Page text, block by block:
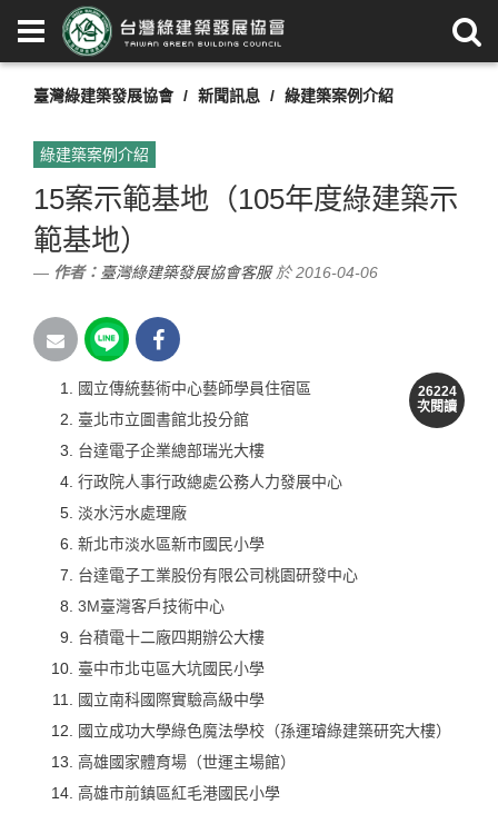
臺灣綠建築發展協會 新聞訊息 綠建築案例介紹
綠建築案例介紹
15案示範基地（105年度綠建築示
範基地）
作者： 臺灣綠建築發展協會客服於 2016-04-06
26224
次閱讀
國立傳統藝術中心藝師學員住宿區
臺北市立圖書館北投分館
台達電子企業總部瑞光大樓
行政院人事行政總處公務人力發展中心
淡水污水處理廠
新北市淡水區新市國民小學
台達電子工業股份有限公司桃園研發中心
3M臺灣客戶技術中心
台積電十二廠四期辦公大樓
臺中市北屯區大坑國民小學
國立南科國際實驗高級中學
國立成功大學綠色魔法學校（孫運璿綠建築研究大樓）
高雄國家體育場（世運主場館）
高雄市前鎮區紅毛港國民小學